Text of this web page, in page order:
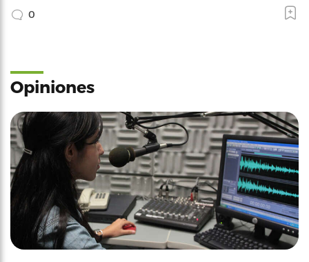
0
Opiniones